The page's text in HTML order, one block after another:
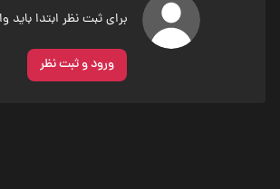
برای ثبت نظر ابتدا باید
ورود و ثبت نظر